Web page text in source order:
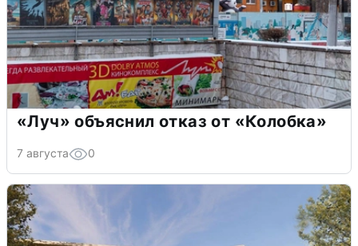
«Луч» объяснил отказ от «Колобка»
7 августа 0